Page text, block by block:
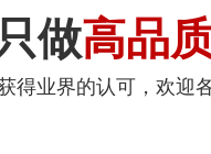
做高品
得业界的认可，欢迎